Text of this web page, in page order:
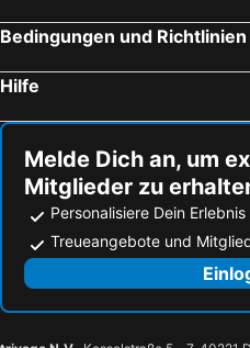
Bedingungen und Richtlinien
Hilfe
Melde Dich an, um
Mitglieder zu
Personalisiere Dein Erlebnis
Treueangebote und